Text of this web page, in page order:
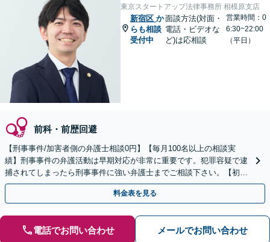
東京スタートアップ法律事務所 相模原支店
新宿区 か
らも相談
受付中
面談方法(対面・
電話・ビデオな
ど)は応相談
営業時間：0
6:30~22:00
（平日）
前科・前歴回避
【刑事事件/加害者側の弁護士相談0円】【毎月100名以上の相談実
績】刑事事件の弁護活動は早期対応が非常に重要です。犯罪容疑で逮
捕されてしまったら刑事事件に強い弁護士までご相談下さい。【初回
相談０円(電話)】【加害者側の相談専門】
料金表を見る
電話でお問い合わせ メールでお問い合わせ